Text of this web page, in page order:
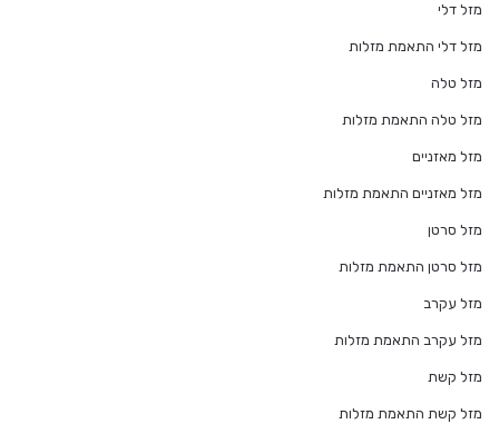
מזל דלי
מזל דלי התאמת מזלות
מזל טלה
מזל טלה התאמת מזלות
מזל מאזניים
מזל מאזניים התאמת מזלות
מזל סרטן
מזל סרטן התאמת מזלות
מזל עקרב
מזל עקרב התאמת מזלות
מזל קשת
מזל קשת התאמת מזלות